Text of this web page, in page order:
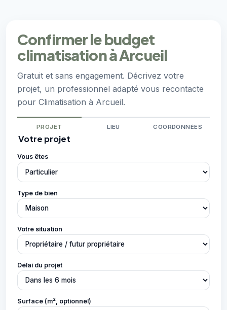
Confirmer le budget
climatisation à Arcueil
Gratuit et sans engagement. Décrivez votre
projet, un professionnel adapté vous recontacte
pour Climatisation à Arcueil.
PROJET LIEU COORDONNÉES
Votre projet
Vous êtes
Type de bien
Votre situation
Délai du projet
Surface (m², optionnel)